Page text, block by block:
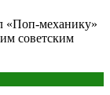
«Поп-механику»
советским